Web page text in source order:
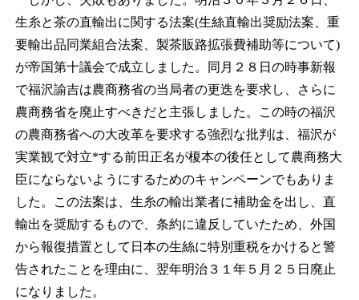
生糸と茶の直輸出に関する法案(生絲直輸出奨励法案、重
要輸出品同業組合法案、製茶販路拡張費補助等について)
が帝国第十議会で成立しました。同月２８日の時事新報
で福沢諭吉は農商務省の当局者の更迭を要求し、さらに
農商務省を廃止すべきだと主張しました。この時の福沢
の農商務省への大改革を要求する強烈な批判は、福沢が
実業観で対立*する前田正名が榎本の後任として農商務大
臣にならないようにするためのキャンペーンでもありま
した。この法案は、生糸の輸出業者に補助金を出し、直
輸出を奨励するもので、条約に違反していたため、外国
から報復措置として日本の生絲に特別重税をかけると警
告されたことを理由に、翌年明治３１年５月２５日廃止
になりました。